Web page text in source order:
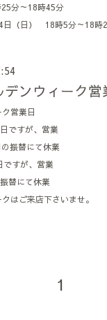
分～18時45分
（日） 18時5分～18時
ンウィーク営
営業日
ですが、営業
振替にて休業
すが、営業
替にて休業
はご来店下さいませ。
1